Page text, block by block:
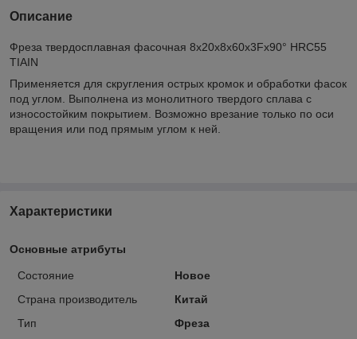
Описание
Фреза твердосплавная фасочная 8x20x8x60x3Fx90° HRC55
TIAIN
Применяется для скругления острых кромок и обработки фасок
под углом. Выполнена из монолитного твердого сплава с
износостойким покрытием. Возможно врезание только по оси
вращения или под прямым углом к ней.
Характеристики
Основные атрибуты
Состояние
Новое
Страна производитель
Китай
Тип
Фреза